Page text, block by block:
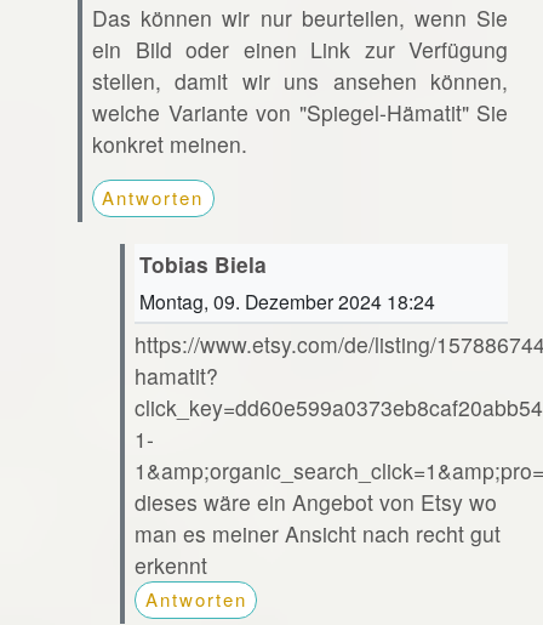
Das können wir nur beurteilen, wenn Sie
ein Bild oder einen Link zur Verfügung
stellen, damit wir uns ansehen können,
welche Variante von "Spiegel-Hämatit" Sie
konkret meinen.
Antworten
Tobias Biela
Montag, 09. Dezember 2024 18:24
https://www.etsy.com/de/listing/
hamatit?
1-
dieses wäre ein Angebot von Etsy wo
man es meiner Ansicht nach recht gut
erkennt
Antworten